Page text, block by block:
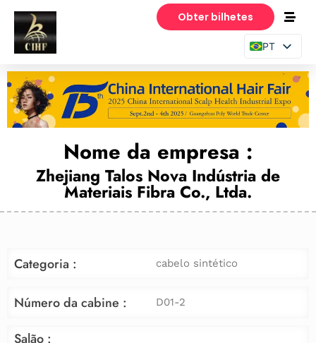
Obter bilhetes
PT
EN
ES
Nome da empresa :
Zhejiang Talos Nova Indústria de
Materiais Fibra Co., Ltda.
Categoria : cabelo sintético
Número da cabine : D01-2
Salão :